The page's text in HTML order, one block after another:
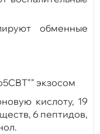
обменные
экзосом
кислоту, 19
6 пептидов,